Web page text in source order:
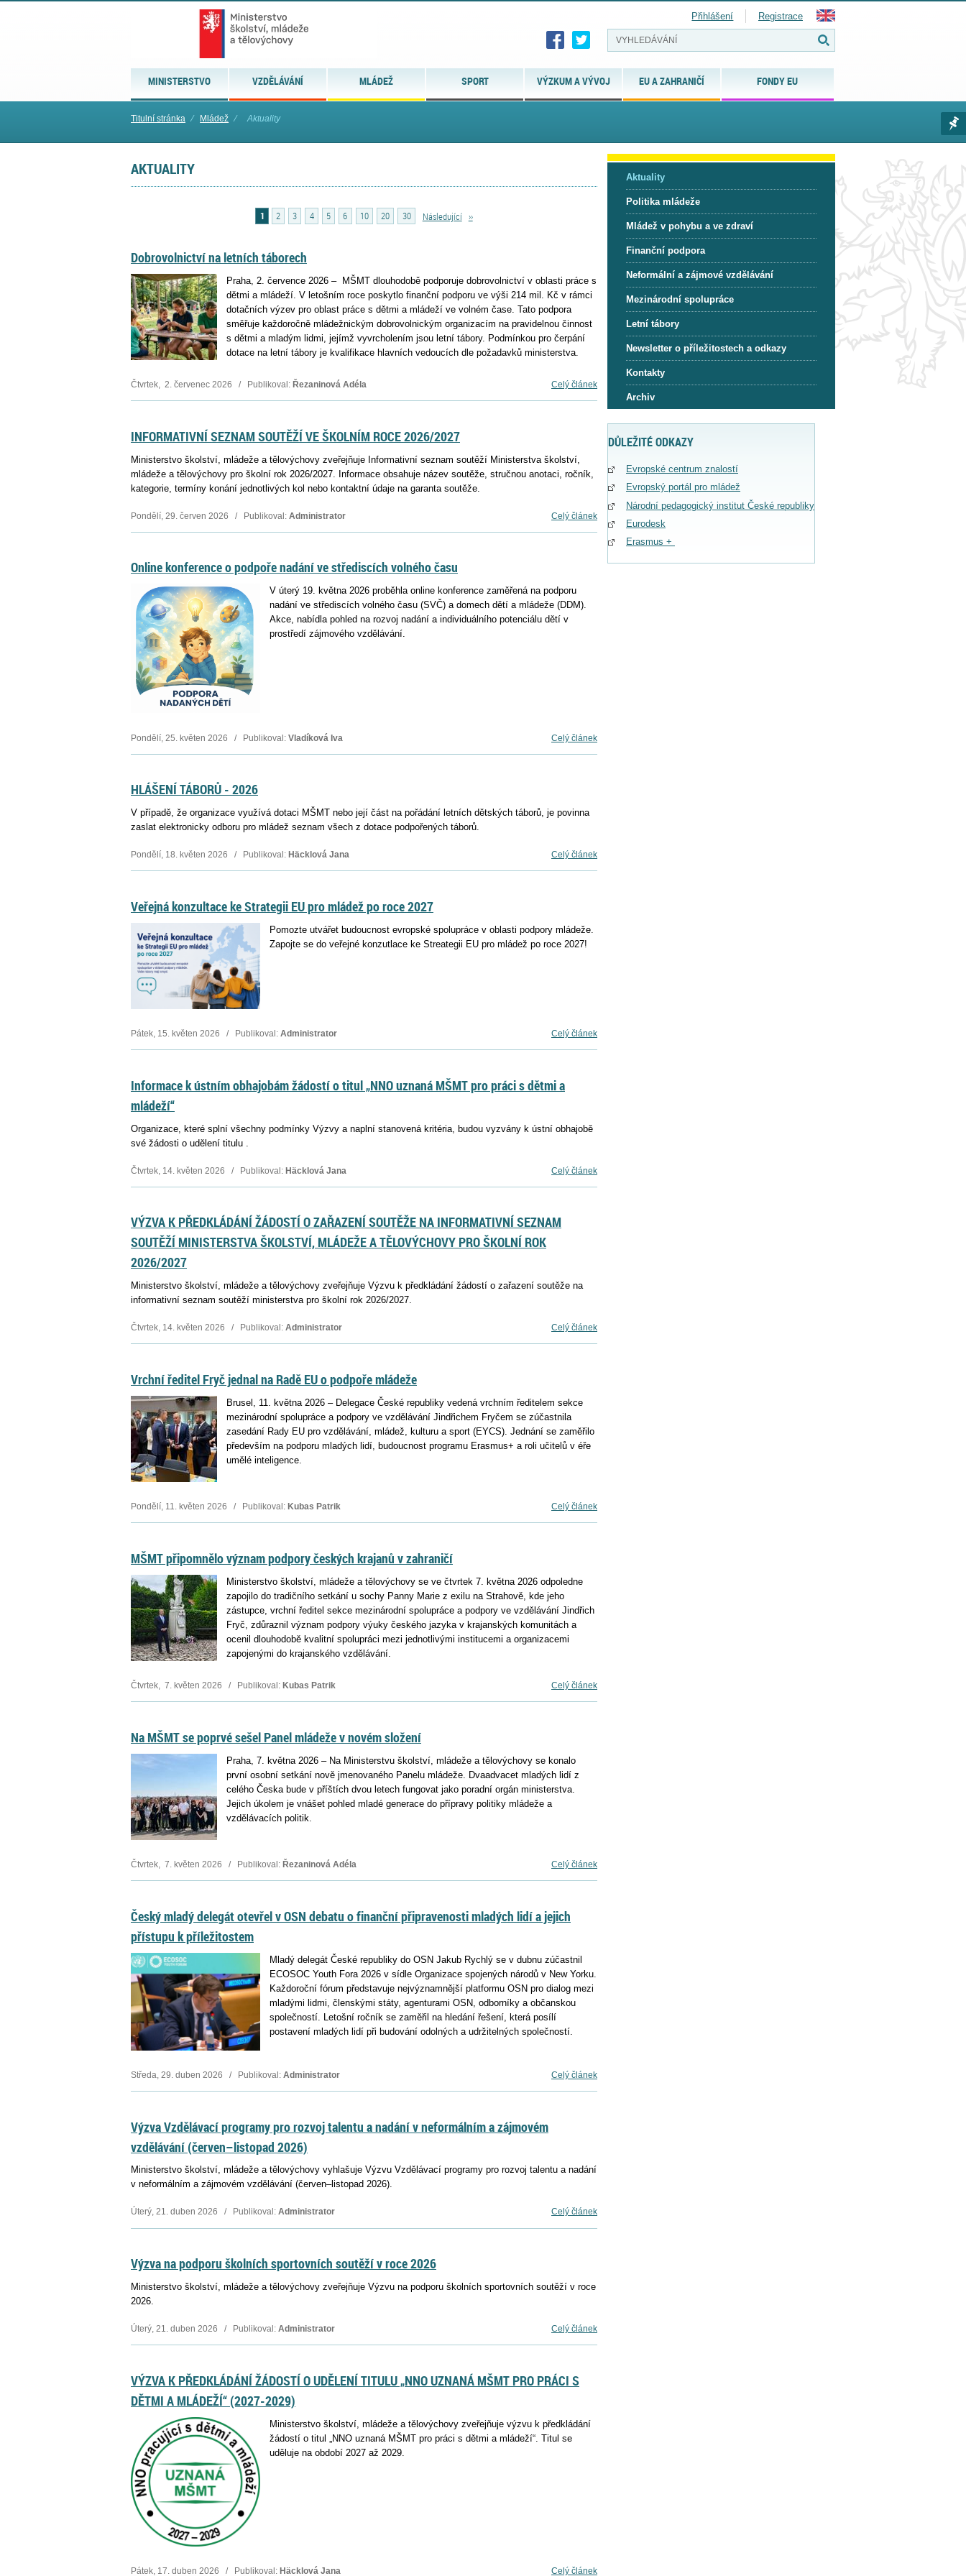
MINISTERSTVO VZDĚLÁVÁNÍ MLÁDEŽ SPORT VÝZKUM A VÝVOJ EU A ZAHRANIČÍ FONDY EU
Přihlášení Registrace
Titulní stránka ⁄ Mládež ⁄ Aktuality
AKTUALITY
1 2 3 4 5 6 10 20 30 Následující ››
Dobrovolnictví na letních táborech
Praha, 2. července 2026 – MŠMT dlouhodobě podporuje dobrovolnictví v oblasti práce s
dětmi a mládeží. V letošním roce poskytlo finanční podporu ve výši 214 mil. Kč v rámci
dotačních výzev pro oblast práce s dětmi a mládeží ve volném čase. Tato podpora
směřuje každoročně mládežnickým dobrovolnickým organizacím na pravidelnou činnost
s dětmi a mladým lidmi, jejímž vyvrcholením jsou letní tábory. Podmínkou pro čerpání
dotace na letní tábory je kvalifikace hlavních vedoucích dle požadavků ministerstva.
Celý článek
Čtvrtek, 2. červenec 2026 / Publikoval: Řezaninová Adéla
INFORMATIVNÍ SEZNAM SOUTĚŽÍ VE ŠKOLNÍM ROCE 2026/2027
Ministerstvo školství, mládeže a tělovýchovy zveřejňuje Informativní seznam soutěží Ministerstva školství,
mládeže a tělovýchovy pro školní rok 2026/2027. Informace obsahuje název soutěže, stručnou anotaci, ročník,
kategorie, termíny konání jednotlivých kol nebo kontaktní údaje na garanta soutěže.
Celý článek
Pondělí, 29. červen 2026 / Publikoval: Administrator
Online konference o podpoře nadání ve střediscích volného času
V úterý 19. května 2026 proběhla online konference zaměřená na podporu
nadání ve střediscích volného času (SVČ) a domech dětí a mládeže (DDM).
Akce, nabídla pohled na rozvoj nadání a individuálního potenciálu dětí v
prostředí zájmového vzdělávání.
Celý článek
Pondělí, 25. květen 2026 / Publikoval: Vladíková Iva
HLÁŠENÍ TÁBORŮ - 2026
V případě, že organizace využívá dotaci MŠMT nebo její část na pořádání letních dětských táborů, je povinna
zaslat elektronicky odboru pro mládež seznam všech z dotace podpořených táborů.
Celý článek
Pondělí, 18. květen 2026 / Publikoval: Häcklová Jana
Veřejná konzultace ke Strategii EU pro mládež po roce 2027
Pomozte utvářet budoucnost evropské spolupráce v oblasti podpory mládeže.
Zapojte se do veřejné konzutlace ke Streategii EU pro mládež po roce 2027!
Celý článek
Pátek, 15. květen 2026 / Publikoval: Administrator
Informace k ústním obhajobám žádostí o titul „NNO uznaná MŠMT pro práci s dětmi a
mládeží“
Organizace, které splní všechny podmínky Výzvy a naplní stanovená kritéria, budou vyzvány k ústní obhajobě
své žádosti o udělení titulu .
Celý článek
Čtvrtek, 14. květen 2026 / Publikoval: Häcklová Jana
VÝZVA K PŘEDKLÁDÁNÍ ŽÁDOSTÍ O ZAŘAZENÍ SOUTĚŽE NA INFORMATIVNÍ SEZNAM
SOUTĚŽÍ MINISTERSTVA ŠKOLSTVÍ, MLÁDEŽE A TĚLOVÝCHOVY PRO ŠKOLNÍ ROK
2026/2027
Ministerstvo školství, mládeže a tělovýchovy zveřejňuje Výzvu k předkládání žádostí o zařazení soutěže na
informativní seznam soutěží ministerstva pro školní rok 2026/2027.
Celý článek
Čtvrtek, 14. květen 2026 / Publikoval: Administrator
Vrchní ředitel Fryč jednal na Radě EU o podpoře mládeže
Brusel, 11. května 2026 – Delegace České republiky vedená vrchním ředitelem sekce
mezinárodní spolupráce a podpory ve vzdělávání Jindřichem Fryčem se zúčastnila
zasedání Rady EU pro vzdělávání, mládež, kulturu a sport (EYCS). Jednání se zaměřilo
především na podporu mladých lidí, budoucnost programu Erasmus+ a roli učitelů v éře
umělé inteligence.
Celý článek
Pondělí, 11. květen 2026 / Publikoval: Kubas Patrik
MŠMT připomnělo význam podpory českých krajanů v zahraničí
Ministerstvo školství, mládeže a tělovýchovy se ve čtvrtek 7. května 2026 odpoledne
zapojilo do tradičního setkání u sochy Panny Marie z exilu na Strahově, kde jeho
zástupce, vrchní ředitel sekce mezinárodní spolupráce a podpory ve vzdělávání Jindřich
Fryč, zdůraznil význam podpory výuky českého jazyka v krajanských komunitách a
ocenil dlouhodobě kvalitní spolupráci mezi jednotlivými institucemi a organizacemi
zapojenými do krajanského vzdělávání.
Celý článek
Čtvrtek, 7. květen 2026 / Publikoval: Kubas Patrik
Na MŠMT se poprvé sešel Panel mládeže v novém složení
Praha, 7. května 2026 – Na Ministerstvu školství, mládeže a tělovýchovy se konalo
první osobní setkání nově jmenovaného Panelu mládeže. Dvaadvacet mladých lidí z
celého Česka bude v příštích dvou letech fungovat jako poradní orgán ministerstva.
Jejich úkolem je vnášet pohled mladé generace do přípravy politiky mládeže a
vzdělávacích politik.
Celý článek
Čtvrtek, 7. květen 2026 / Publikoval: Řezaninová Adéla
Český mladý delegát otevřel v OSN debatu o finanční připravenosti mladých lidí a jejich
přístupu k příležitostem
Mladý delegát České republiky do OSN Jakub Rychlý se v dubnu zúčastnil
ECOSOC Youth Fora 2026 v sídle Organizace spojených národů v New Yorku.
Každoroční fórum představuje nejvýznamnější platformu OSN pro dialog mezi
mladými lidmi, členskými státy, agenturami OSN, odborníky a občanskou
společností. Letošní ročník se zaměřil na hledání řešení, která posílí
postavení mladých lidí při budování odolných a udržitelných společností.
Celý článek
Středa, 29. duben 2026 / Publikoval: Administrator
Výzva Vzdělávací programy pro rozvoj talentu a nadání v neformálním a zájmovém
vzdělávání (červen–listopad 2026)
Ministerstvo školství, mládeže a tělovýchovy vyhlašuje Výzvu Vzdělávací programy pro rozvoj talentu a nadání
v neformálním a zájmovém vzdělávání (červen–listopad 2026).
Celý článek
Úterý, 21. duben 2026 / Publikoval: Administrator
Výzva na podporu školních sportovních soutěží v roce 2026
Ministerstvo školství, mládeže a tělovýchovy zveřejňuje Výzvu na podporu školních sportovních soutěží v roce
2026.
Celý článek
Úterý, 21. duben 2026 / Publikoval: Administrator
VÝZVA K PŘEDKLÁDÁNÍ ŽÁDOSTÍ O UDĚLENÍ TITULU „NNO UZNANÁ MŠMT PRO PRÁCI S
DĚTMI A MLÁDEŽÍ“ (2027-2029)
Ministerstvo školství, mládeže a tělovýchovy zveřejňuje výzvu k předkládání
žádostí o titul „NNO uznaná MŠMT pro práci s dětmi a mládeží“. Titul se
uděluje na období 2027 až 2029.
Celý článek
Pátek, 17. duben 2026 / Publikoval: Häcklová Jana
Aktuality
Politika mládeže
Mládež v pohybu a ve zdraví
Finanční podpora
Neformální a zájmové vzdělávání
Mezinárodní spolupráce
Letní tábory
Newsletter o příležitostech a odkazy
Kontakty
Archiv
DŮLEŽITÉ ODKAZY
Evropské centrum znalostí
Evropský portál pro mládež
Národní pedagogický institut České republiky
Eurodesk
Erasmus +